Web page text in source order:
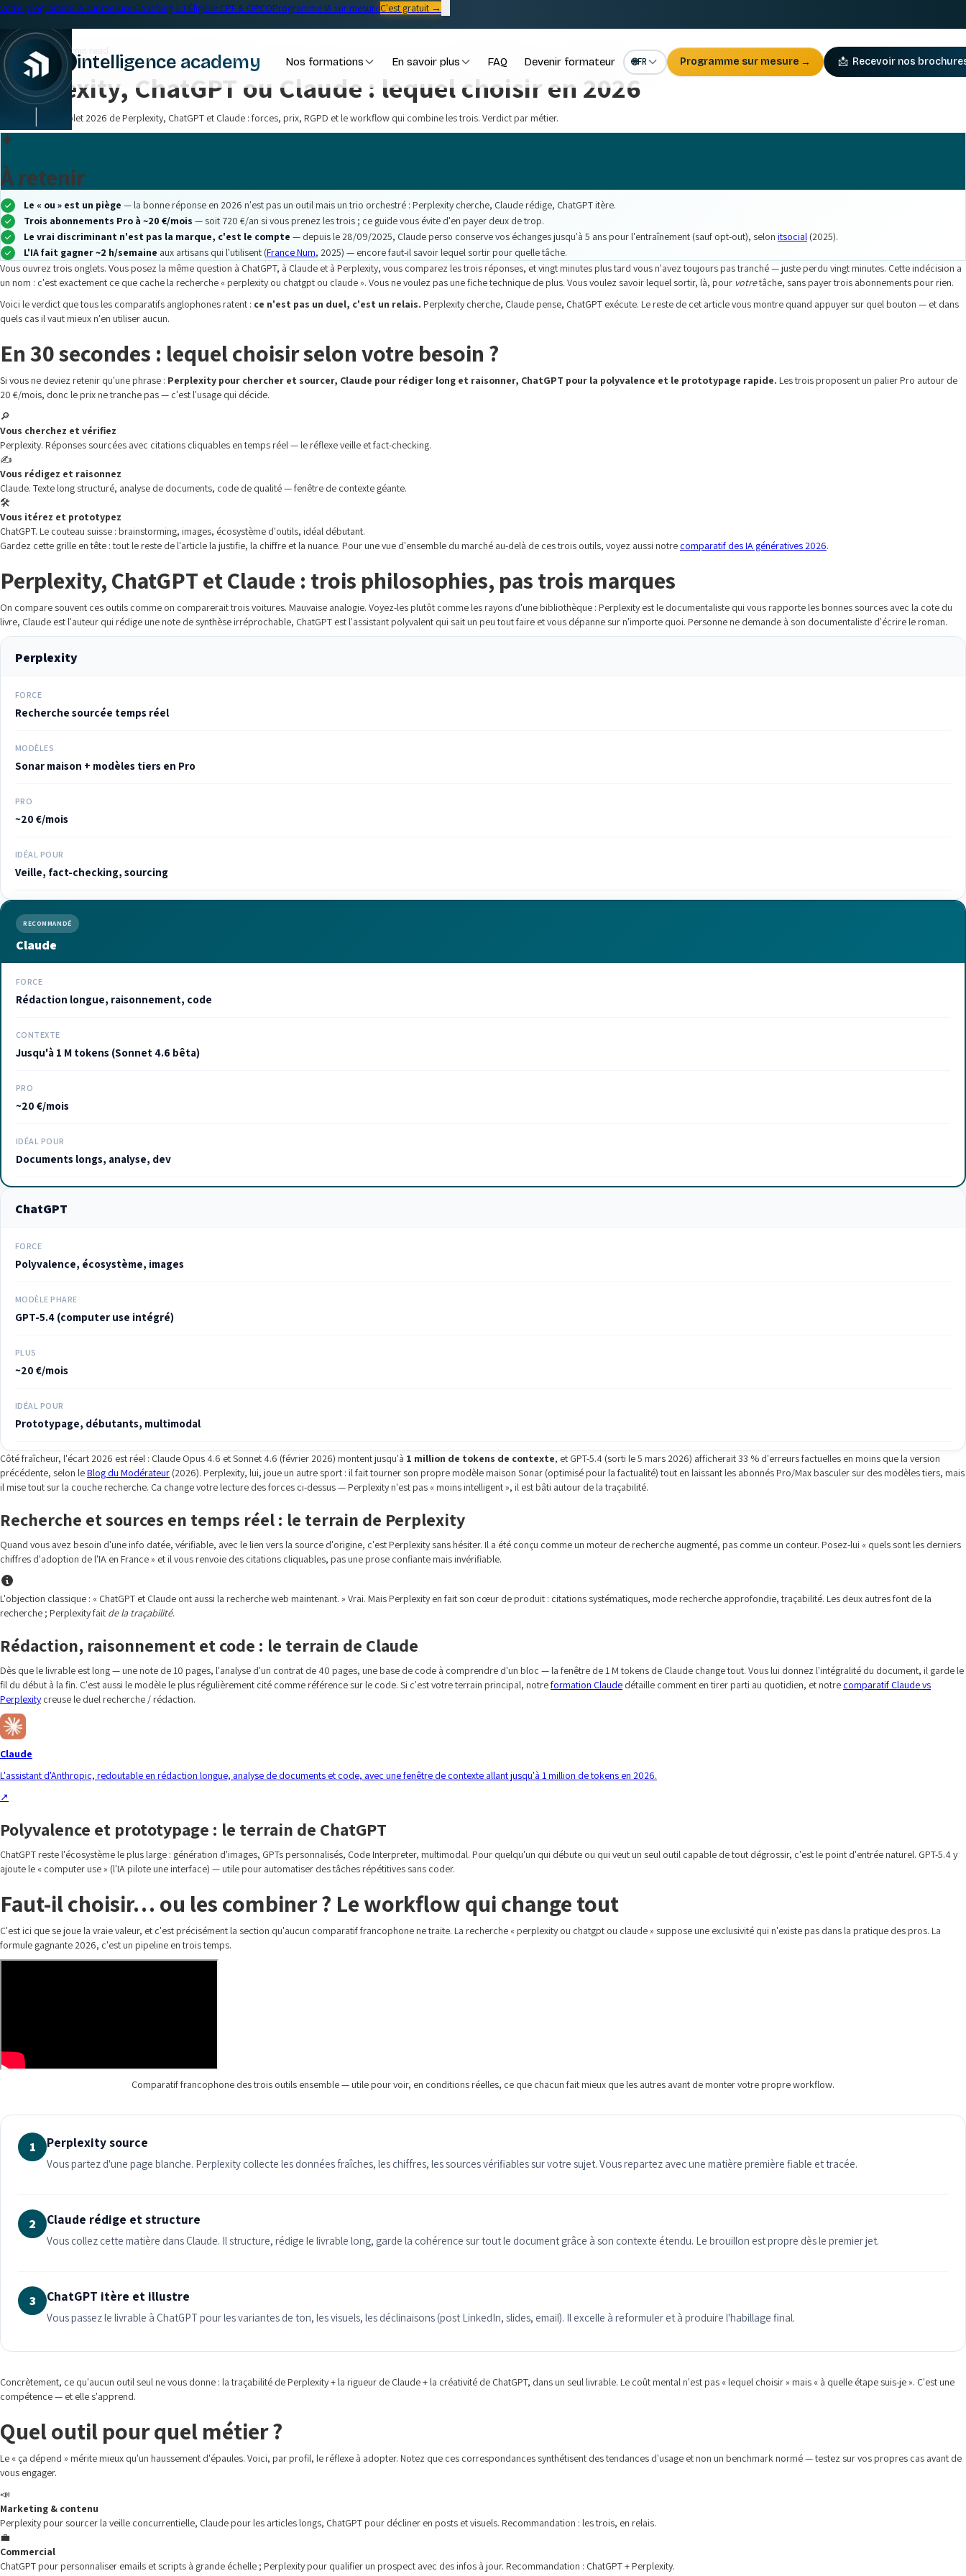
Votre programme IA sur mesure·Coaching 1:1·Éligible CPF & OPCOProgramme IA sur mesureC'est gratuit →
intelligence academy Nos formations En savoir plus FAQ Devenir formateur 🌐FR Programme sur mesure → 📩 Recevoir nos
← Blog
Comparatif IA•15 min read
Perplexity, ChatGPT ou Claude : lequel choisir en 2026
Comparatif complet 2026 de Perplexity, ChatGPT et Claude : forces, prix, RGPD et le workflow qui combine les trois. Verdict par métier.
À retenir
Le « ou » est un piège — la bonne réponse en 2026 n'est pas un outil mais un trio orchestré : Perplexity cherche, Claude rédige, ChatGPT itère.
Trois abonnements Pro à ~20 €/mois — soit 720 €/an si vous prenez les trois ; ce guide vous évite d'en payer deux de trop.
Le vrai discriminant n'est pas la marque, c'est le compte — depuis le 28/09/2025, Claude perso conserve vos échanges jusqu'à 5 ans pour l'entraînement (sauf opt-out), selon itsocial (2025).
L'IA fait gagner ~2 h/semaine aux artisans qui l'utilisent (France Num, 2025) — encore faut-il savoir lequel sortir pour quelle tâche.
Vous ouvrez trois onglets. Vous posez la même question à ChatGPT, à Claude et à Perplexity, vous comparez les trois réponses, et vingt minutes plus tard vous n'avez toujours pas tranché — juste perdu vingt minutes. Cette indécision a
un nom : c'est exactement ce que cache la recherche « perplexity ou chatgpt ou claude ». Vous ne voulez pas une fiche technique de plus. Vous voulez savoir lequel sortir, là, pour votretâche, sans payer trois abonnements pour rien.
Voici le verdict que tous les comparatifs anglophones ratent : ce n'est pas un duel, c'est un relais. Perplexity cherche, Claude pense, ChatGPT exécute. Le reste de cet article vous montre quand appuyer sur quel bouton — et dans
quels cas il vaut mieux n'en utiliser aucun.
En 30 secondes : lequel choisir selon votre besoin ?
Si vous ne deviez retenir qu'une phrase : Perplexity pour chercher et sourcer, Claude pour rédiger long et raisonner, ChatGPT pour la polyvalence et le prototypage rapide. Les trois proposent un palier Pro autour de
20 €/mois, donc le prix ne tranche pas — c'est l'usage qui décide.
🔎
Vous cherchez et vérifiez
Perplexity. Réponses sourcées avec citations cliquables en temps réel — le réflexe veille et fact-checking.
✍️
Vous rédigez et raisonnez
Claude. Texte long structuré, analyse de documents, code de qualité — fenêtre de contexte géante.
🛠️
Vous itérez et prototypez
ChatGPT. Le couteau suisse : brainstorming, images, écosystème d'outils, idéal débutant.
Gardez cette grille en tête : tout le reste de l'article la justifie, la chiffre et la nuance. Pour une vue d'ensemble du marché au-delà de ces trois outils, voyez aussi notre comparatif des IA génératives 2026.
Perplexity, ChatGPT et Claude : trois philosophies, pas trois marques
On compare souvent ces outils comme on comparerait trois voitures. Mauvaise analogie. Voyez-les plutôt comme les rayons d'une bibliothèque : Perplexity est le documentaliste qui vous rapporte les bonnes sources avec la cote du
livre, Claude est l'auteur qui rédige une note de synthèse irréprochable, ChatGPT est l'assistant polyvalent qui sait un peu tout faire et vous dépanne sur n'importe quoi. Personne ne demande à son documentaliste d'écrire le roman.
Perplexity
FORCE
Recherche sourcée temps réel
MODÈLES
Sonar maison + modèles tiers en Pro
PRO
~20 €/mois
IDÉAL POUR
Veille, fact-checking, sourcing
RECOMMANDÉ
Claude
FORCE
Rédaction longue, raisonnement, code
CONTEXTE
Jusqu'à 1 M tokens (Sonnet 4.6 bêta)
PRO
~20 €/mois
IDÉAL POUR
Documents longs, analyse, dev
ChatGPT
FORCE
Polyvalence, écosystème, images
MODÈLE PHARE
GPT-5.4 (computer use intégré)
PLUS
~20 €/mois
IDÉAL POUR
Prototypage, débutants, multimodal
Côté fraîcheur, l'écart 2026 est réel : Claude Opus 4.6 et Sonnet 4.6 (février 2026) montent jusqu'à 1 million de tokens de contexte, et GPT-5.4 (sorti le 5 mars 2026) afficherait 33 % d'erreurs factuelles en moins que la version
précédente, selon leBlog du Modérateur (2026). Perplexity, lui, joue un autre sport : il fait tourner son propre modèle maison Sonar (optimisé pour la factualité) tout en laissant les abonnés Pro/Max basculer sur des modèles tiers, mais
il mise tout sur la couche recherche. Ça change votre lecture des forces ci-dessus — Perplexity n'est pas « moins intelligent », il est bâti autour de la traçabilité.
Recherche et sources en temps réel : le terrain de Perplexity
Quand vous avez besoin d'une info datée, vérifiable, avec le lien vers la source d'origine, c'est Perplexity sans hésiter. Il a été conçu comme un moteur de recherche augmenté, pas comme un conteur. Posez-lui « quels sont les derniers
chiffres d'adoption de l'IA en France » et il vous renvoie des citations cliquables, pas une prose confiante mais invérifiable.
L'objection classique : « ChatGPT et Claude ont aussi la recherche web maintenant. » Vrai. Mais Perplexity en fait son cœur de produit : citations systématiques, mode recherche approfondie, traçabilité. Les deux autres font de la
recherche ; Perplexity fait de la traçabilité.
Rédaction, raisonnement et code : le terrain de Claude
Dès que le livrable est long — une note de 10 pages, l'analyse d'un contrat de 40 pages, une base de code à comprendre d'un bloc — la fenêtre de 1 M tokens de Claude change tout. Vous lui donnez l'intégralité du document, il garde le
fil du début à la fin. C'est aussi le modèle le plus régulièrement cité comme référence sur le code. Si c'est votre terrain principal, notreformation Claude détaille comment en tirer parti au quotidien, et notre comparatif Claude vs
Perplexitycreuse le duel recherche / rédaction.
Claude
L'assistant d'Anthropic, redoutable en rédaction longue, analyse de documents et code, avec une fenêtre de contexte allant jusqu'à 1 million de tokens en 2026.
↗
Polyvalence et prototypage : le terrain de ChatGPT
ChatGPT reste l'écosystème le plus large : génération d'images, GPTs personnalisés, Code Interpreter, multimodal. Pour quelqu'un qui débute ou qui veut un seul outil capable de tout dégrossir, c'est le point d'entrée naturel. GPT-5.4 y
ajoute le « computer use » (l'IA pilote une interface) — utile pour automatiser des tâches répétitives sans coder.
Faut-il choisir… ou les combiner ? Le workflow qui change tout
C'est ici que se joue la vraie valeur, et c'est précisément la section qu'aucun comparatif francophone ne traite. La recherche « perplexity ou chatgpt ou claude » suppose une exclusivité qui n'existe pas dans la pratique des pros. La
formule gagnante 2026, c'est un pipeline en trois temps.
Comparatif francophone des trois outils ensemble — utile pour voir, en conditions réelles, ce que chacun fait mieux que les autres avant de monter votre propre workflow.
1 Perplexity source
Vous partez d'une page blanche. Perplexity collecte les données fraîches, les chiffres, les sources vérifiables sur votre sujet. Vous repartez avec une matière première fiable et tracée.
2 Claude rédige et structure
Vous collez cette matière dans Claude. Il structure, rédige le livrable long, garde la cohérence sur tout le document grâce à son contexte étendu. Le brouillon est propre dès le premier jet.
3 ChatGPT itère et illustre
Vous passez le livrable à ChatGPT pour les variantes de ton, les visuels, les déclinaisons (post LinkedIn, slides, email). Il excelle à reformuler et à produire l'habillage final.
Concrètement, ce qu'aucun outil seul ne vous donne : la traçabilité de Perplexity + la rigueur de Claude + la créativité de ChatGPT, dans un seul livrable. Le coût mental n'est pas « lequel choisir » mais « à quelle étape suis-je ». C'est une
compétence — et elle s'apprend.
Quel outil pour quel métier ?
Le « ça dépend » mérite mieux qu'un haussement d'épaules. Voici, par profil, le réflexe à adopter. Notez que ces correspondances synthétisent des tendances d'usage et non un benchmark normé — testez sur vos propres cas avant de
vous engager.
📣
Marketing & contenu
Perplexity pour sourcer la veille concurrentielle, Claude pour les articles longs, ChatGPT pour décliner en posts et visuels. Recommandation : les trois, en relais.
💼
Commercial
ChatGPT pour personnaliser emails et scripts à grande échelle ; Perplexity pour qualifier un prospect avec des infos à jour. Recommandation : ChatGPT + Perplexity.